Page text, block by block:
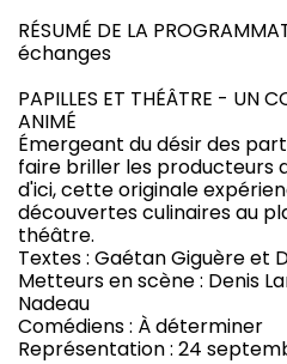
RÉSUMÉ DE LA
échanges
PAPILLES ET THÉÂTRE - UN
ANIMÉ
Émergeant du désir des
faire briller les producteurs
d'ici, cette originale
découvertes culinaires au
théâtre.
Textes : Gaétan Giguère et
Metteurs en scène : Denis
Nadeau
Comédiens : À déterminer
Représentation : 24